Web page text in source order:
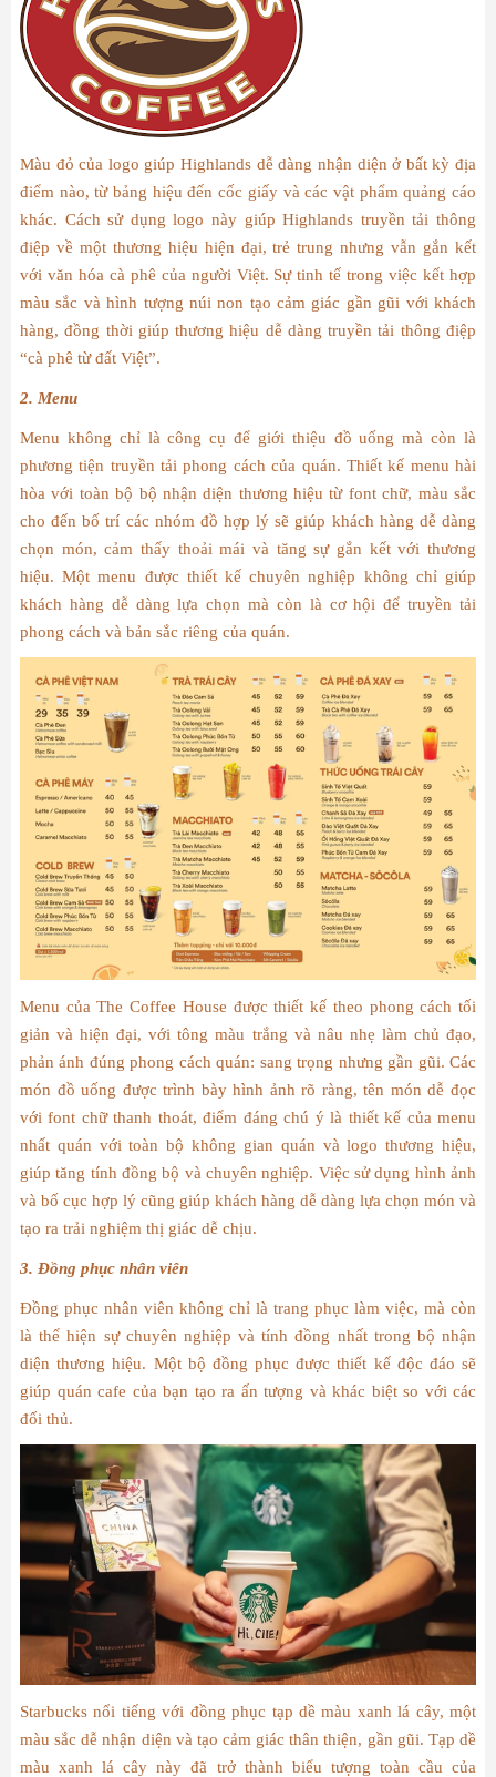
Màu đỏ của logo giúp Highlands dễ dàng nhận diện ở bất kỳ địa
điểm nào, từ bảng hiệu đến cốc giấy và các vật phẩm quảng cáo
khác. Cách sử dụng logo này giúp Highlands truyền tải thông
điệp về một thương hiệu hiện đại, trẻ trung nhưng vẫn gắn kết
với văn hóa cà phê của người Việt. Sự tinh tế trong việc kết hợp
màu sắc và hình tượng núi non tạo cảm giác gần gũi với khách
hàng, đồng thời giúp thương hiệu dễ dàng truyền tải thông điệp
“cà phê từ đất Việt”.
2. Menu
Menu không chỉ là công cụ để giới thiệu đồ uống mà còn là
phương tiện truyền tải phong cách của quán. Thiết kế menu hài
hòa với toàn bộ bộ nhận diện thương hiệu từ font chữ, màu sắc
cho đến bố trí các nhóm đồ hợp lý sẽ giúp khách hàng dễ dàng
chọn món, cảm thấy thoải mái và tăng sự gắn kết với thương
hiệu. Một menu được thiết kế chuyên nghiệp không chỉ giúp
khách hàng dễ dàng lựa chọn mà còn là cơ hội để truyền tải
phong cách và bản sắc riêng của quán.
Menu của The Coffee House được thiết kế theo phong cách tối
giản và hiện đại, với tông màu trắng và nâu nhẹ làm chủ đạo,
phản ánh đúng phong cách quán: sang trọng nhưng gần gũi. Các
món đồ uống được trình bày hình ảnh rõ ràng, tên món dễ đọc
với font chữ thanh thoát, điểm đáng chú ý là thiết kế của menu
nhất quán với toàn bộ không gian quán và logo thương hiệu,
giúp tăng tính đồng bộ và chuyên nghiệp. Việc sử dụng hình ảnh
và bố cục hợp lý cũng giúp khách hàng dễ dàng lựa chọn món và
tạo ra trải nghiệm thị giác dễ chịu.
3. Đồng phục nhân viên
Đồng phục nhân viên không chỉ là trang phục làm việc, mà còn
là thể hiện sự chuyên nghiệp và tính đồng nhất trong bộ nhận
diện thương hiệu. Một bộ đồng phục được thiết kế độc đáo sẽ
giúp quán cafe của bạn tạo ra ấn tượng và khác biệt so với các
đối thủ.
Starbucks nổi tiếng với đồng phục tạp dề màu xanh lá cây, một
màu sắc dễ nhận diện và tạo cảm giác thân thiện, gần gũi. Tạp dề
màu xanh lá cây này đã trở thành biểu tượng toàn cầu của